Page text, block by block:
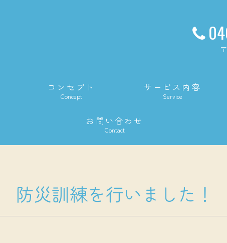
コンセプト
Concept
サービス内容
Service
お問い合わせ
Contact
防災訓練を行いました！